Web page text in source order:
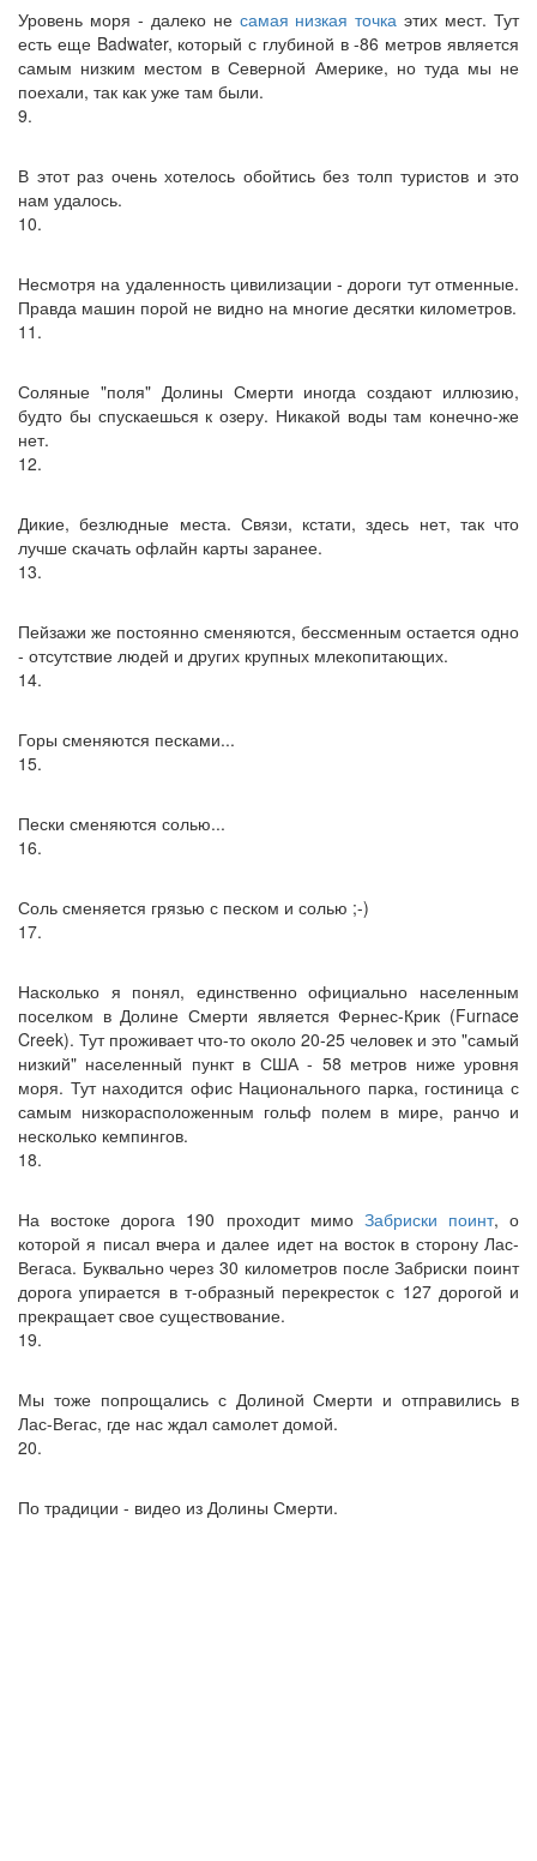
Уровень моря - далеко не самая низкая точка этих мест. Тут
есть еще Badwater, который с глубиной в -86 метров является
самым низким местом в Северной Америке, но туда мы не
поехали, так как уже там были.
9.
В этот раз очень хотелось обойтись без толп туристов и это
нам удалось.
10.
Несмотря на удаленность цивилизации - дороги тут отменные.
Правда машин порой не видно на многие десятки километров.
11.
Соляные "поля" Долины Смерти иногда создают иллюзию,
будто бы спускаешься к озеру. Никакой воды там конечно-же
нет.
12.
Дикие, безлюдные места. Связи, кстати, здесь нет, так что
лучше скачать офлайн карты заранее.
13.
Пейзажи же постоянно сменяются, бессменным остается одно
- отсутствие людей и других крупных млекопитающих.
14.
Горы сменяются песками...
15.
Пески сменяются солью...
16.
Соль сменяется грязью с песком и солью ;-)
17.
Насколько я понял, единственно официально населенным
поселком в Долине Смерти является Фернес-Крик (Furnace
Creek). Тут проживает что-то около 20-25 человек и это "самый
низкий" населенный пункт в США - 58 метров ниже уровня
моря. Тут находится офис Национального парка, гостиница с
самым низкорасположенным гольф полем в мире, ранчо и
несколько кемпингов.
18.
На востоке дорога 190 проходит мимо Забриски поинт, о
которой я писал вчера и далее идет на восток в сторону Лас-
Вегаса. Буквально через 30 километров после Забриски поинт
дорога упирается в т-образный перекресток с 127 дорогой и
прекращает свое существование.
19.
Мы тоже попрощались с Долиной Смерти и отправились в
Лас-Вегас, где нас ждал самолет домой.
20.
По традиции - видео из Долины Смерти.